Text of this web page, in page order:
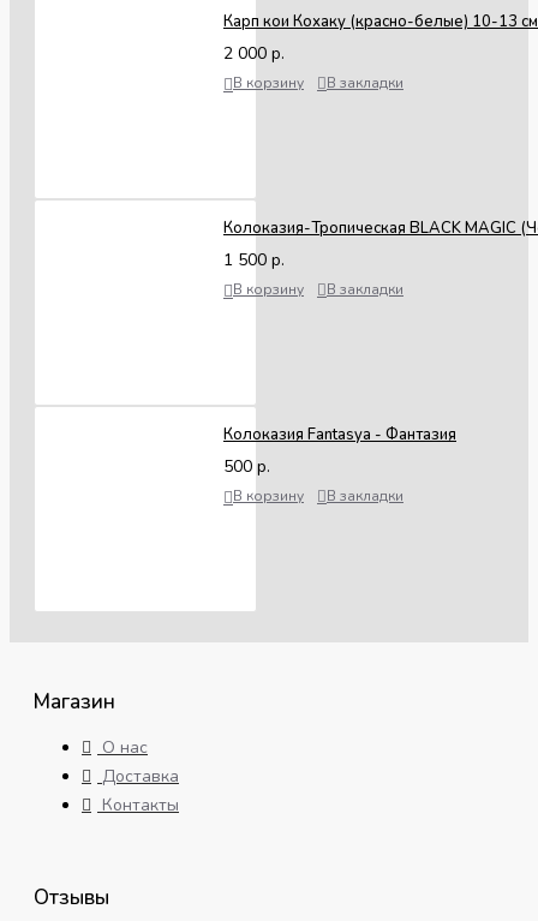
Карп кои Кохаку (красно-белые) 10-13 см
2 000 р.
В корзину В закладки
Колоказия-Тропическая BLACK MAGIC
1 500 р.
В корзину В закладки
Колоказия Fantasya - Фантазия
500 р.
В корзину В закладки
Магазин
О нас
Доставка
Контакты
Отзывы